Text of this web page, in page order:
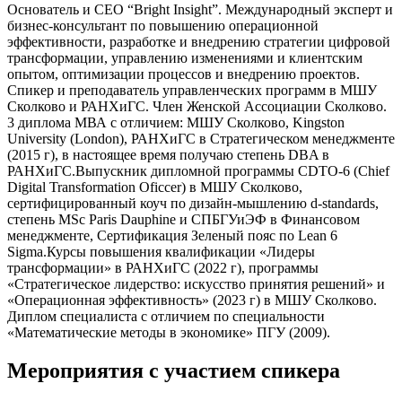
Основатель и СЕО “Bright Insight”. Международный эксперт и
бизнес-консультант по повышению операционной
эффективности, разработке и внедрению стратегии цифровой
трансформации, управлению изменениями и клиентским
опытом, оптимизации процессов и внедрению проектов.
Спикер и преподаватель управленческих программ в МШУ
Сколково и РАНХиГС. Член Женской Ассоциации Сколково.
3 диплома МВА с отличием: МШУ Сколково, Kingston
University (London), РАНХиГС в Стратегическом менеджменте
(2015 г), в настоящее время получаю степень DBA в
РАНХиГС.Выпускник дипломной программы CDTO-6 (Chief
Digital Transformation Oficсer) в МШУ Сколково,
сертифицированный коуч по дизайн-мышлению d-standards,
степень MSc Paris Dauphine и СПБГУиЭФ в Финансовом
менеджменте, Сертификация Зеленый пояс по Lean 6
Sigma.Курсы повышения квалификации «Лидеры
трансформации» в РАНХиГС (2022 г), программы
«Стратегическое лидерство: искусство принятия решений» и
«Операционная эффективность» (2023 г) в МШУ Сколково.
Диплом специалиста с отличием по специальности
«Математические методы в экономике» ПГУ (2009).
Мероприятия с участием спикера